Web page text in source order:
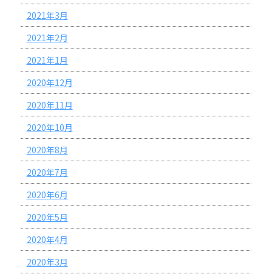
2021年3月
2021年2月
2021年1月
2020年12月
2020年11月
2020年10月
2020年8月
2020年7月
2020年6月
2020年5月
2020年4月
2020年3月